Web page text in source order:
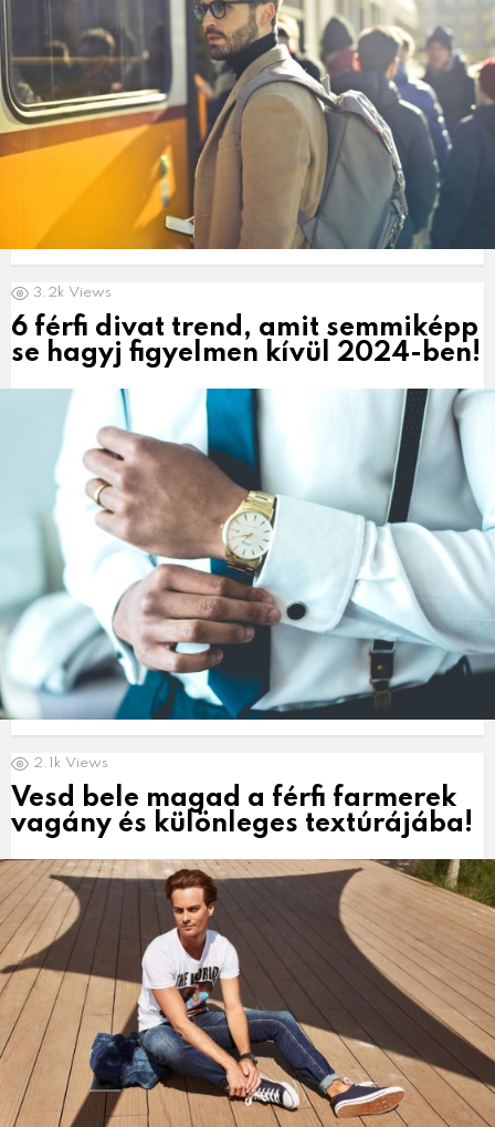
3.2k Views
6 férfi divat trend, amit semmiképp
se hagyj figyelmen kívül 2024-ben!
2.1k Views
Vesd bele magad a férfi farmerek
vagány és különleges textúrájába!